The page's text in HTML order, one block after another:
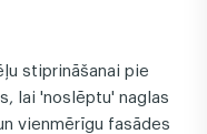
stiprināšanai pie
lai 'noslēptu' naglas
vienmērīgu fasādes